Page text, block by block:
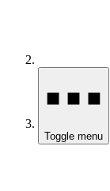
Toggle menu